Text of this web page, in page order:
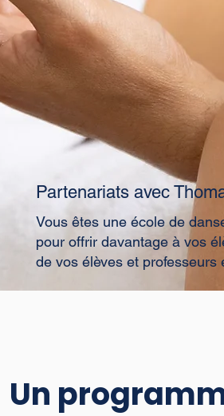
Partenariats avec
Vous êtes une école de
pour offrir davantage à vos
de vos élèves et
Un